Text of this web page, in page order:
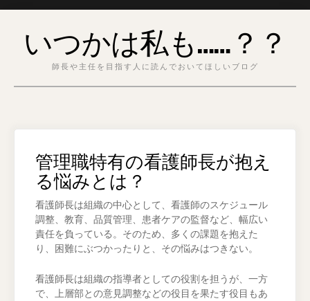
いつかは私も……？？
師長や主任を目指す人に読んでおいてほしいブログ
管理職特有の看護師長が抱え
る悩みとは？
看護師長は組織の中心として、看護師のスケジュール
調整、教育、品質管理、患者ケアの監督など、幅広い
責任を負っている。そのため、多くの課題を抱えた
り、困難にぶつかったりと、その悩みはつきない。
看護師長は組織の指導者としての役割を担うが、一方
で、上層部との意見調整などの役目を果たす役目もあ